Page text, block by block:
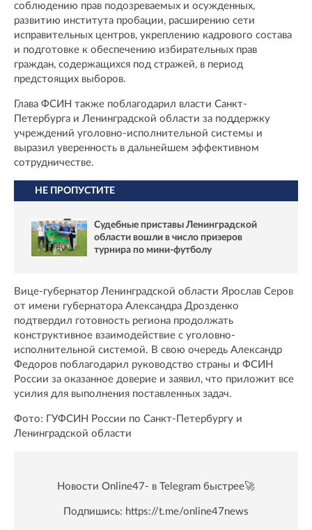
соблюдению прав подозреваемых и осужденных,
развитию института пробации, расширению сети
исправительных центров, укреплению кадрового состава
и подготовке к обеспечению избирательных прав
граждан, содержащихся под стражей, в период
предстоящих выборов.
Глава ФСИН также поблагодарил власти Санкт-
Петербурга и Ленинградской области за поддержку
учреждений уголовно-исполнительной системы и
выразил уверенность в дальнейшем эффективном
сотрудничестве.
НЕ ПРОПУСТИТЕ
Судебные приставы Ленинградской
области вошли в число призеров
турнира по мини-футболу
Вице-губернатор Ленинградской области Ярослав Серов
от имени губернатора Александра Дрозденко
подтвердил готовность региона продолжать
конструктивное взаимодействие с уголовно-
исполнительной системой. В свою очередь Александр
Федоров поблагодарил руководство страны и ФСИН
России за оказанное доверие и заявил, что приложит все
усилия для выполнения поставленных задач.
Фото: ГУФСИН России по Санкт-Петербургу и
Ленинградской области
Новости Online47- в Telegram быстрее🚀
Подпишись: https://t.me/online47news